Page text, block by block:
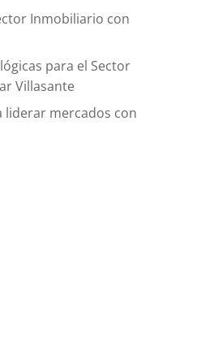
Inmobiliario con
para el Sector
Villasante
liderar mercados con